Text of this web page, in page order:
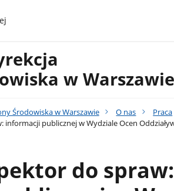
w Warszawie
Środowiska w Warszawie O nas Praca
informacji publicznej w Wydziale Ocen
do spraw: